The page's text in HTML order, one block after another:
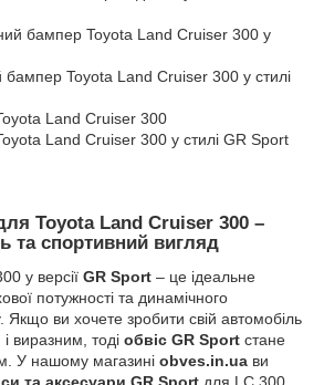
бампер Toyota Land Cruiser 300 у
бампер Toyota Land Cruiser 300 у стилі
Land Cruiser 300
Land Cruiser 300 у стилі GR Sport
Toyota Land Cruiser 300 –
та спортивний вигляд
у версії GR Sport – це ідеальне
потужності та динамічного
Якщо ви хочете зробити свій автомобіль
виразним, тоді обвіс GR Sport стане
У нашому магазині obves.in.ua ви
та аксесуари GR Sport для LC 300,